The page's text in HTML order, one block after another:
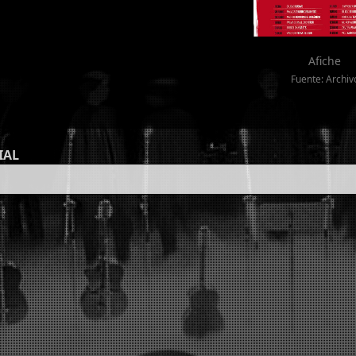
Afiche
Fuente: